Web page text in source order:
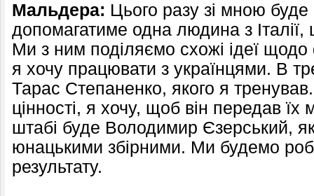
Мальдера: Цього разу зі мною
допомагатиме одна людина з
Ми з ним поділяємо схожі ідеї
я хочу працювати з українцями. В
Тарас Степаненко, якого я
цінності, я хочу, щоб він передав
штабі буде Володимир Єзерський,
юнацькими збірними. Ми будемо
результату.